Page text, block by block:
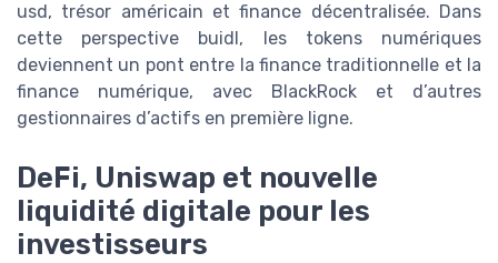
usd, trésor américain et finance décentralisée. Dans
cette perspective buidl, les tokens numériques
deviennent un pont entre la finance traditionnelle et la
finance numérique, avec BlackRock et d’autres
gestionnaires d’actifs en première ligne.
DeFi, Uniswap et nouvelle
liquidité digitale pour les
investisseurs